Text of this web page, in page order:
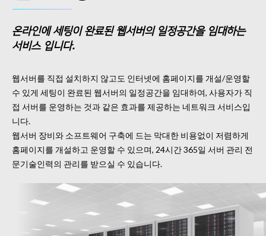
온라인에 세팅이 완료된 웹서버의 일정공간을 임대하는
서비스 입니다.
웹서버를 직접 설치하지 않고도 인터넷에 홈페이지를 개설/운영할
수 있게 세팅이 완료된 웹서버의 일정공간을 임대하여, 사용자가 직
접 서버를 운영하는 것과 같은 효과를 제공하는 네트워크 서비스입
니다.
웹서버 장비와 소프트웨어 구축에 드는 막대한 비용없이 저렴하게
홈페이지를 개설하고 운영할 수 있으며, 24시간 365일 서버 관리 전
문기술인력의 관리를 받으실 수 있습니다.